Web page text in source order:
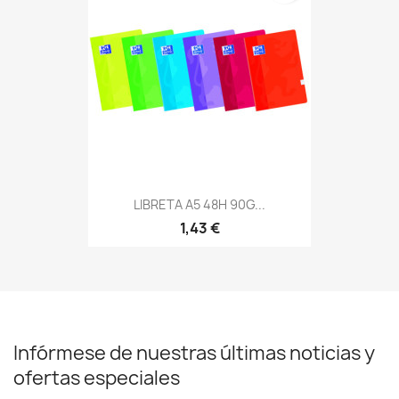
LIBRETA A5 48H 90G...
1,43 €
Infórmese de nuestras últimas noticias y
ofertas especiales